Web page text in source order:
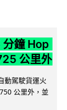
分鐘 Hop
公里外
動駕駛貨運火
公里外，並